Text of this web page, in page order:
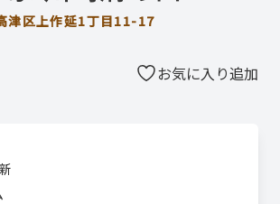
津区上作延1丁目11-17
お気に入り追加